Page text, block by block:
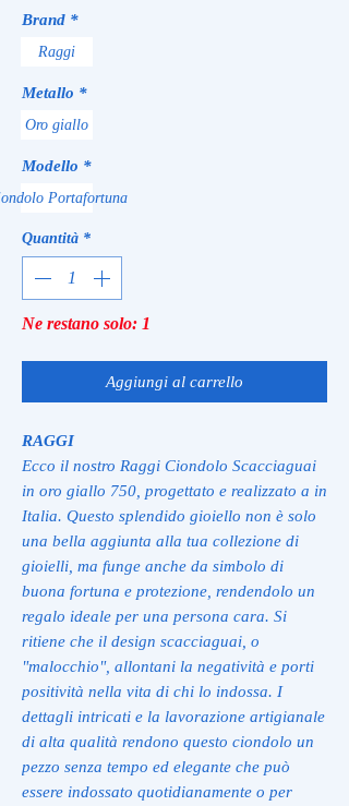
Brand *
Raggi
Metallo *
Oro giallo
Modello *
Portafortuna
Quantità *
Ne restano solo: 1
Aggiungi al carrello
RAGGI
Ecco il nostro Raggi Ciondolo Scacciaguai
in oro giallo 750, progettato e realizzato a in
Italia. Questo splendido gioiello non è solo
una bella aggiunta alla tua collezione di
gioielli, ma funge anche da simbolo di
buona fortuna e protezione, rendendolo un
regalo ideale per una persona cara. Si
ritiene che il design scacciaguai, o
"malocchio", allontani la negatività e porti
positività nella vita di chi lo indossa. I
dettagli intricati e la lavorazione artigianale
di alta qualità rendono questo ciondolo un
pezzo senza tempo ed elegante che può
essere indossato quotidianamente o per